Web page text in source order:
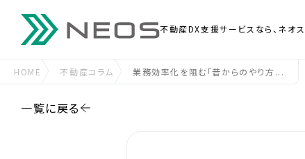
不動産DX支援サービスなら、ネオス
HOME 不動産コラム 業務効率化を阻む「昔からのやり方...
一覧に戻る